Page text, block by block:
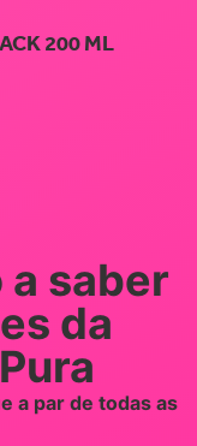
200 ML
saber
da
a par de todas as